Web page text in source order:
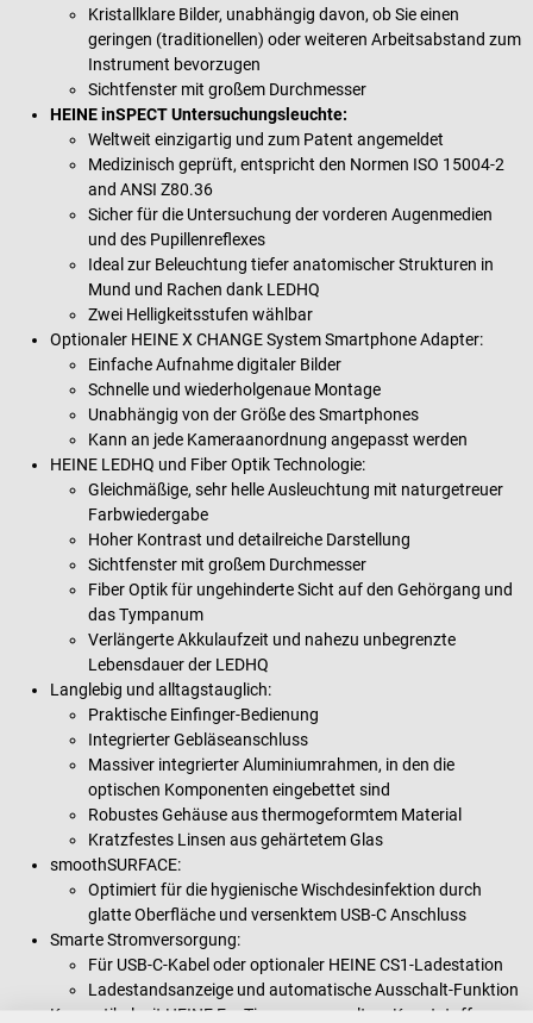
Kristallklare Bilder, unabhängig davon, ob Sie einen
geringen (traditionellen) oder weiteren Arbeitsabstand zum
Instrument bevorzugen
Sichtfenster mit großem Durchmesser
HEINE inSPECT Untersuchungsleuchte:
Weltweit einzigartig und zum Patent angemeldet
Medizinisch geprüft, entspricht den Normen ISO 15004-2
and ANSI Z80.36
Sicher für die Untersuchung der vorderen Augenmedien
und des Pupillenreflexes
Ideal zur Beleuchtung tiefer anatomischer Strukturen in
Mund und Rachen dank LEDHQ
Zwei Helligkeitsstufen wählbar
Optionaler HEINE X CHANGE System Smartphone Adapter:
Einfache Aufnahme digitaler Bilder
Schnelle und wiederholgenaue Montage
Unabhängig von der Größe des Smartphones
Kann an jede Kameraanordnung angepasst werden
HEINE LEDHQ und Fiber Optik Technologie:
Gleichmäßige, sehr helle Ausleuchtung mit naturgetreuer
Farbwiedergabe
Hoher Kontrast und detailreiche Darstellung
Sichtfenster mit großem Durchmesser
Fiber Optik für ungehinderte Sicht auf den Gehörgang und
das Tympanum
Verlängerte Akkulaufzeit und nahezu unbegrenzte
Lebensdauer der LEDHQ
Langlebig und alltagstauglich:
Praktische Einfinger-Bedienung
Integrierter Gebläseanschluss
Massiver integrierter Aluminiumrahmen, in den die
optischen Komponenten eingebettet sind
Robustes Gehäuse aus thermogeformtem Material
Kratzfestes Linsen aus gehärtetem Glas
smoothSURFACE:
Optimiert für die hygienische Wischdesinfektion durch
glatte Oberfläche und versenktem USB-C Anschluss
Smarte Stromversorgung:
Für USB-C-Kabel oder optionaler HEINE CS1-Ladestation
Ladestandsanzeige und automatische Ausschalt-Funktion
Kompatibel mit HEINE EcoTips aus recyceltem Kunststoff